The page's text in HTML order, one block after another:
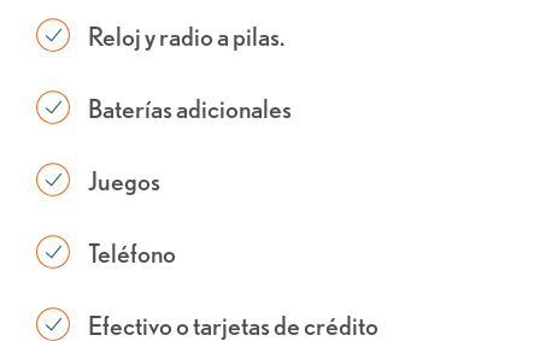
Reloj y radio a pilas.
Baterías adicionales
Juegos
Teléfono
Efectivo o tarjetas de crédito